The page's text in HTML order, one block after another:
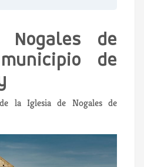
Nogales de
de
la Iglesia de Nogales de